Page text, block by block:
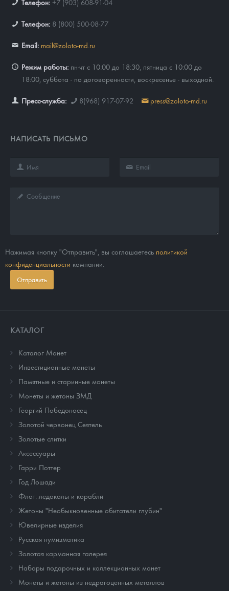
Телефон: +7 (903) 608-91-04
Телефон: 8 (800) 500-08-77
Email: mail@zoloto-md.ru
Режим работы: пн-чт с 10:00 до 18:30, пятница с 10:00 до
18:00, суббота - по договоренности, воскресенье - выходной.
Пресс-служба: 8(968) 917-07-92 press@zoloto-md.ru
НАПИСАТЬ ПИСЬМО
Нажимая кнопку "Отправить", вы соглашаетесь политикой
конфиденциальности компании.
Отправить
КАТАЛОГ
Каталог Монет
Инвестиционные монеты
Памятные и старинные монеты
Монеты и жетоны ЗМД
Георгий Победоносец
Золотой червонец Сеятель
Золотые слитки
Аксессуары
Гарри Поттер
Год Лошади
Флот: ледоколы и корабли
Жетоны "Необыкновенные обитатели глубин"
Ювелирные изделия
Русская нумизматика
Золотая карманная галерея
Наборы подарочных и коллекционных монет
Монеты и жетоны из недрагоценных металлов